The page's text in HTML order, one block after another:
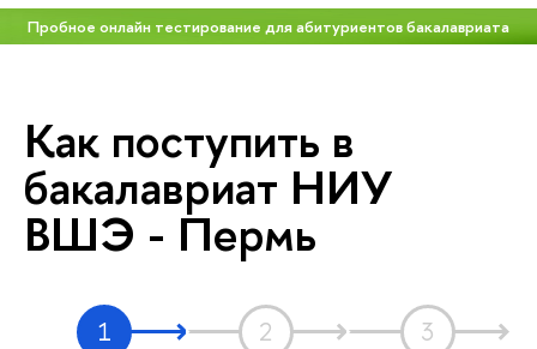
Пробное онлайн тестирование для абитуриентов бакалавриата
Как поступить в
бакалавриат НИУ
ВШЭ - Пермь
1 2 3